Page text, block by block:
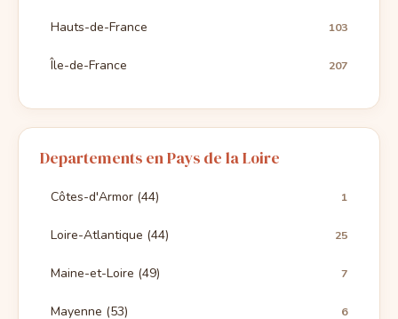
Hauts-de-France 103
Île-de-France 207
Departements en Pays de la Loire
Côtes-d'Armor (44) 1
Loire-Atlantique (44) 25
Maine-et-Loire (49) 7
Mayenne (53) 6